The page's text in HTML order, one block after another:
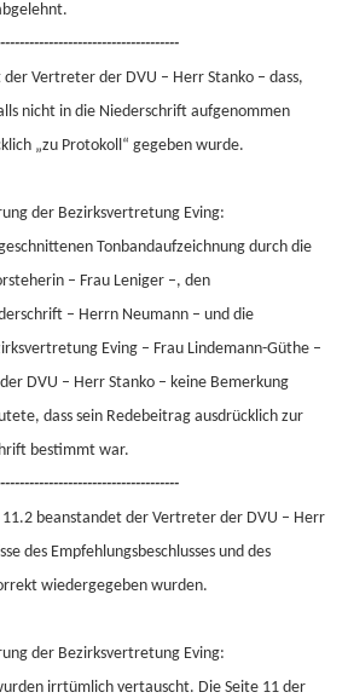
Vertreter der DVU – Herr Stanko – dass,
nicht in die Niederschrift aufgenommen
„zu Protokoll“ gegeben wurde.
der Bezirksvertretung Eving:
Tonbandaufzeichnung durch die
– Frau Leniger –, den
– Herrn Neumann – und die
Eving – Frau Lindemann-Güthe –
DVU – Herr Stanko – keine Bemerkung
dass sein Redebeitrag ausdrücklich zur
bestimmt war.
11.2 beanstandet der Vertreter der DVU – Herr
des Empfehlungsbeschlusses und des
wiedergegeben wurden.
der Bezirksvertretung Eving:
irrtümlich vertauscht. Die Seite 11 der